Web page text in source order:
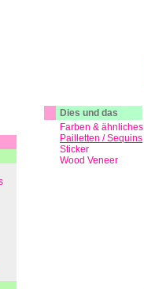
Dies und das
Farben & ähnliches
Pailletten / Sequins
Sticker
Wood Veneer